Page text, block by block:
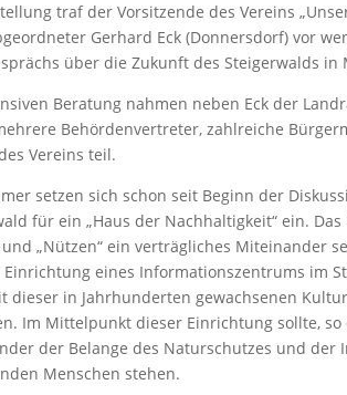
traf der Vorsitzende des Vereins
Gerhard Eck (Donnersdorf) vor
über die Zukunft des Steigerwalds in
Beratung nahmen neben Eck der
Behördenvertreter, zahlreiche
Vereins teil.
setzen sich schon seit Beginn der
für ein „Haus der Nachhaltigkeit“ ein.
und „Nützen“ ein verträgliches Miteinander
eines Informationszentrums im
dieser in Jahrhunderten gewachsenen
Im Mittelpunkt dieser Einrichtung sollte,
der Belange des Naturschutzes und
Menschen stehen.